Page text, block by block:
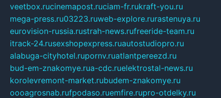
veetbox.rucinemapost.ruciam-fr.rukraft-you.ru
mega-press.ru03223.ruweb-explore.rurastenuya.ru
eurovision-russia.rustrah-news.rufreeride-team.ru
itrack-24.rusexshopexpress.ruautostudiopro.ru
alabuga-cityhotel.rupornv.ruatlantpereezd.ru
bud-em-znakomye.rua-cdc.ruelektrostal-news.ru
korolevremont-market.rubudem-znakomye.ru
oooagrosnab.rufpodaso.ruemfire.rupro-otdelky.ru